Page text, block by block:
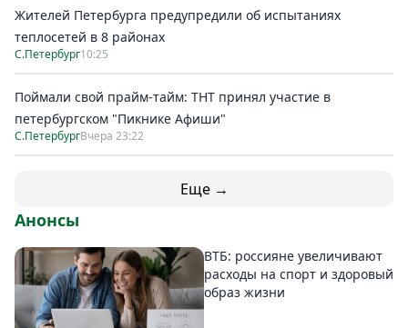
Жителей Петербурга предупредили об испытаниях
теплосетей в 8 районах
С.Петербург10:25
Поймали свой прайм-тайм: ТНТ принял участие в
петербургском "Пикнике Афиши"
С.ПетербургВчера 23:22
Еще →
Анонсы
ВТБ: россияне увеличивают
расходы на спорт и здоровый
образ жизни